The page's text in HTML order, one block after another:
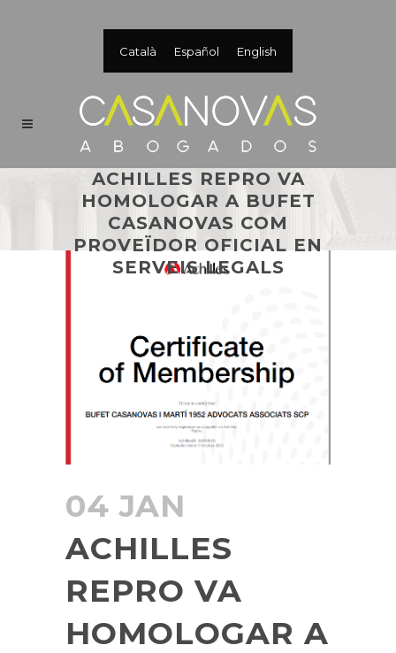
Català Español English
ACHILLES REPRO VA
HOMOLOGAR A BUFET
CASANOVAS COM
PROVEÏDOR OFICIAL EN
SERVEIS LEGALS
04 JAN
ACHILLES
REPRO VA
HOMOLOGAR A